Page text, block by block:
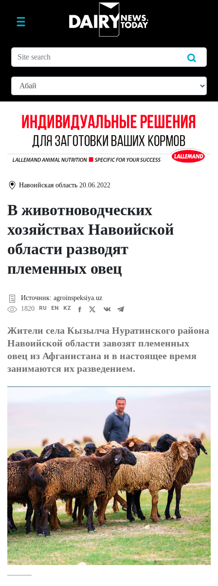
Навоийская область 20.06.2022
В животноводческих
хозяйствах Навоийской
области разводят
племенных овец
Источник: agroinspeksiya.uz
1820
RU EN KZ
Жители села Кызылча Нуратинского района
Навоийской области завозят племенных
овец из Афганистана и в настоящее время
занимаются их разведением.